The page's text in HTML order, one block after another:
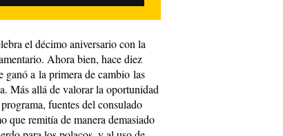
el décimo aniversario con la
Ahora bien, hace diez
ganó a la primera de cambio las
Más allá de valorar la oportunidad
fuentes del consulado
que remitía de manera demasiado